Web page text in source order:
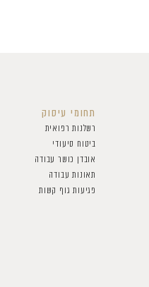
תחומי עיסוק
רשלנות רפואית
ביטוח סיעודי
אובדן כושר עבודה
תאונות עבודה
פגיעות גוף קשות